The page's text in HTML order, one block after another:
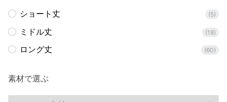
ショート丈 (5)
ミドル丈 (18)
ロング丈 (60)
素材で選ぶ